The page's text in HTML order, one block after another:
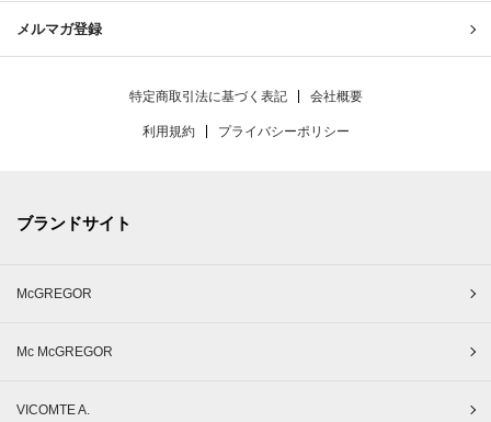
メルマガ登録
特定商取引法に基づく表記 会社概要
利用規約 プライバシーポリシー
ブランドサイト
McGREGOR
Mc McGREGOR
VICOMTE A.